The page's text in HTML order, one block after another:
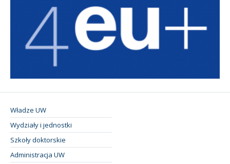
Władze UW
Wydziały i jednostki
Szkoły doktorskie
Administracja UW